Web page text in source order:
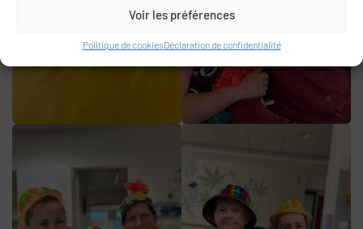
Voir les préférences
Politique de cookiesDéclaration de confidentialité